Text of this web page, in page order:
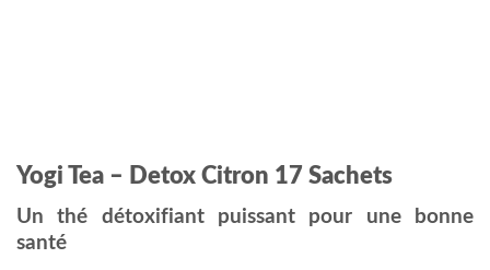
Yogi Tea – Detox Citron 17 Sachets
Un thé détoxifiant puissant pour une bonne
santé